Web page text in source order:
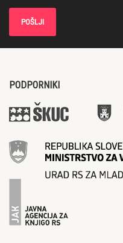
PODPORNIKI